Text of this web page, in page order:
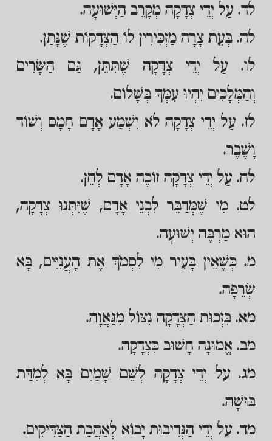
לד. עַל יְדֵי צְדָקָה מְקָרֵב הַיְּשׁוּעָה.
לה. בְּעֵת צָרָה מַזְכִּירִין לוֹ הַצְּדָקוֹת שֶׁנָּתַן.
לו. עַל יְדֵי צְדָקָה שֶׁתִּתֵּן, גַּם הַשָּׂרִים
וְהַמְּלָכִים יִהְיוּ עִמְּךָ בְּשָׁלוֹם.
לז. עַל יְדֵי צְדָקָה לֹא יִשְׁמַע אָדָם חָמָס וְשׁוֹד
וָשֶׁבֶר.
לח. עַל יְדֵי צְדָקָה זוֹכֶה אָדָם לְחֵן.
לט. מִי שֶׁמְּדַבֵּר לִבְנֵי אָדָם, שֶׁיִּתְּנוּ צְדָקָה,
הוּא מַרְבֶּה יְשׁוּעָה.
מ. כְּשֶׁאֵין בָּעִיר מִי לִסְמֹךְ אֶת הָעֲנִיִּים, בָּא
שְׂרֵפָה.
מא. בִּזְכוּת הַצְּדָקָה נִצּוֹל מִגַּאֲוָה.
מב. אֱמוּנָה חָשׁוּב כִּצְדָקָה.
מג. עַל יְדֵי צְדָקָה לְשֵׁם שָׁמַיִם בָּא לְמִדַּת
בּוּשָׁה.
מד. עַל יְדֵי הַנְּדִיבוּת יָבוֹא לְאַהֲבַת הַצַּדִּיקִים.